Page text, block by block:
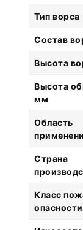
Тип ворса
Состав
Высота
Высота
мм
Область
Страна
Класс